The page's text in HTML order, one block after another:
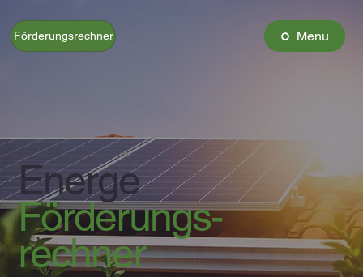
Förderungsrechner Menu
Energe
Förderungs-
rechner